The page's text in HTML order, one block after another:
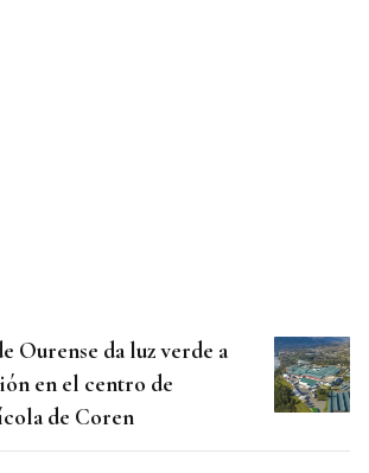
Ourense da luz verde a
en el centro de
de Coren